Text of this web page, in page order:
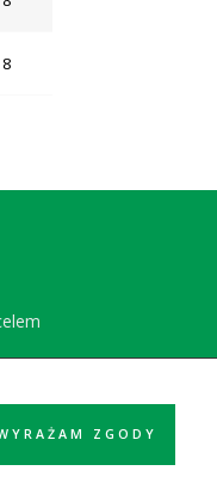
ZGODY
8